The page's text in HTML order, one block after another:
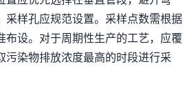
采样孔应规范设置。采样点数需根据
布设。对于周期性生产的工艺，应覆
污染物排放浓度最高的时段进行采